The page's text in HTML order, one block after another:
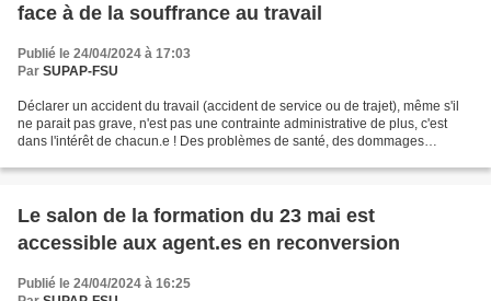
face à de la souffrance au travail
Publié le 24/04/2024 à 17:03
Par SUPAP-FSU
Déclarer un accident du travail (accident de service ou de trajet), même s'il
ne parait pas grave, n'est pas une contrainte administrative de plus, c'est
dans l'intérêt de chacun.e ! Des problèmes de santé, des dommages
Le salon de la formation du 23 mai est
accessible aux agent.es en reconversion
Publié le 24/04/2024 à 16:25